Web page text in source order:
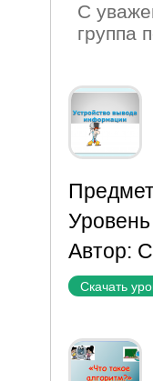
С
группа
Автор:
Скачать